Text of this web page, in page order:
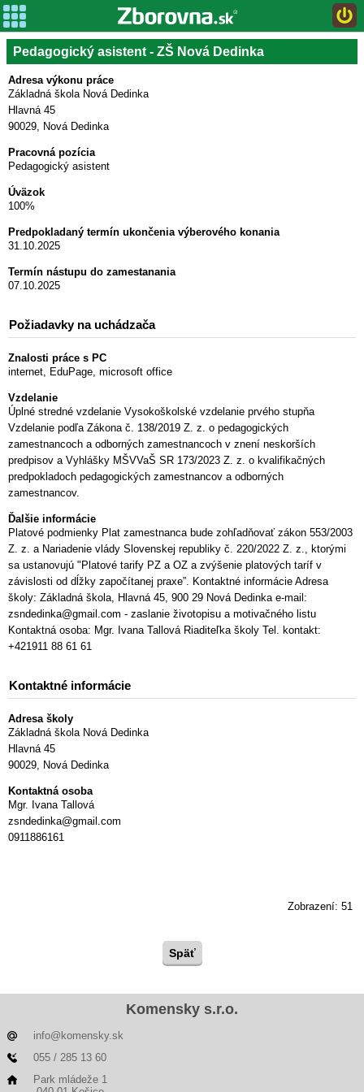
Pedagogický asistent - ZŠ Nová Dedinka
Adresa výkonu práce
Základná škola Nová Dedinka
Hlavná 45
90029, Nová Dedinka
Pracovná pozícia
Pedagogický asistent
Úväzok
100%
Predpokladaný termín ukončenia výberového konania
31.10.2025
Termín nástupu do zamestanania
07.10.2025
Požiadavky na uchádzača
Znalosti práce s PC
internet, EduPage, microsoft office
Vzdelanie
Úplné stredné vzdelanie Vysokoškolské vzdelanie prvého stupňa
Vzdelanie podľa Zákona č. 138/2019 Z. z. o pedagogických
zamestnancoch a odborných zamestnancoch v znení neskorších
predpisov a Vyhlášky MŠVVaŠ SR 173/2023 Z. z. o kvalifikačných
predpokladoch pedagogických zamestnancov a odborných
zamestnancov.
Ďalšie informácie
Platové podmienky Plat zamestnanca bude zohľadňovať zákon 553/2003
Z. z. a Nariadenie vlády Slovenskej republiky č. 220/2022 Z. z., ktorými
sa ustanovujú "Platové tarify PZ a OZ a zvýšenie platových taríf v
závislosti od dĺžky započítanej praxe”. Kontaktné informácie Adresa
školy: Základná škola, Hlavná 45, 900 29 Nová Dedinka e-mail:
zsndedinka@gmail.com - zaslanie životopisu a motivačného listu
Kontaktná osoba: Mgr. Ivana Tallová Riaditeľka školy Tel. kontakt:
+421911 88 61 61
Kontaktné informácie
Adresa školy
Základná škola Nová Dedinka
Hlavná 45
90029, Nová Dedinka
Kontaktná osoba
Mgr. Ivana Tallová
zsndedinka@gmail.com
0911886161
Zobrazení: 51
Komensky s.r.o.
info@komensky.sk
055 / 285 13 60
Park mládeže 1